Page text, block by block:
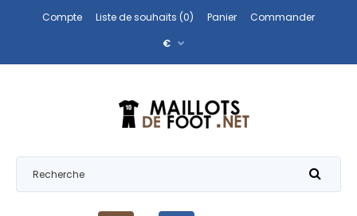
Compte Liste de souhaits (0) Panier
Commander
€